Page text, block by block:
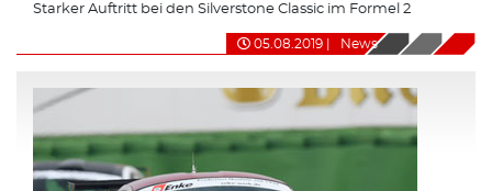
Starker Auftritt bei den Silverstone Classic im Formel 2
05.08.2019 News